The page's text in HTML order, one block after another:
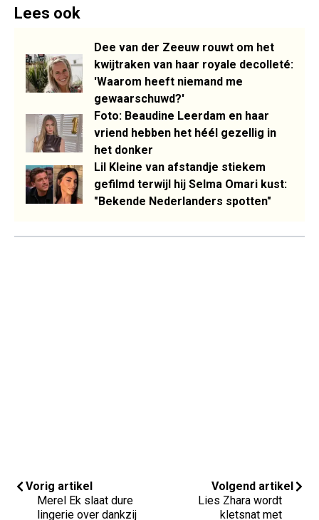
Lees ook
Dee van der Zeeuw rouwt om het
kwijtraken van haar royale decolleté:
'Waarom heeft niemand me
gewaarschuwd?'
Foto: Beaudine Leerdam en haar
vriend hebben het héél gezellig in
het donker
Lil Kleine van afstandje stiekem
gefilmd terwijl hij Selma Omari kust:
"Bekende Nederlanders spotten"
Vorig artikel
Merel Ek slaat dure
lingerie over dankzij
Volgend artikel
Lies Zhara wordt
kletsnat met